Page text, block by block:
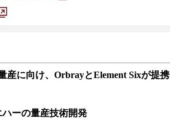
産に向け、OrbrayとElement Sixが提携
ーの量産技術開発